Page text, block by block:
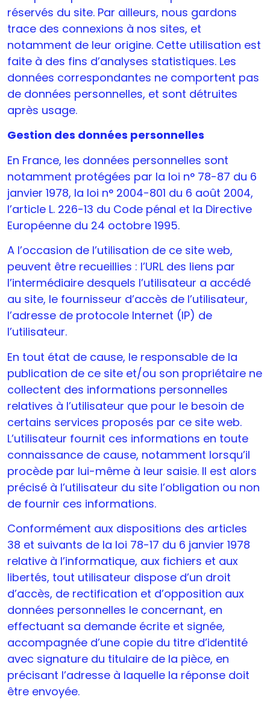
réservés du site. Par ailleurs, nous gardons
trace des connexions à nos sites, et
notamment de leur origine. Cette utilisation est
faite à des fins d’analyses statistiques. Les
données correspondantes ne comportent pas
de données personnelles, et sont détruites
après usage.
Gestion des données personnelles
En France, les données personnelles sont
notamment protégées par la loi n° 78-87 du 6
janvier 1978, la loi n° 2004-801 du 6 août 2004,
l’article L. 226-13 du Code pénal et la Directive
Européenne du 24 octobre 1995.
A l’occasion de l’utilisation de ce site web,
peuvent être recueillies : l’URL des liens par
l’intermédiaire desquels l’utilisateur a accédé
au site, le fournisseur d’accès de l’utilisateur,
l’adresse de protocole Internet (IP) de
l’utilisateur.
En tout état de cause, le responsable de la
publication de ce site et/ou son propriétaire ne
collectent des informations personnelles
relatives à l’utilisateur que pour le besoin de
certains services proposés par ce site web.
L’utilisateur fournit ces informations en toute
connaissance de cause, notamment lorsqu’il
procède par lui-même à leur saisie. Il est alors
précisé à l’utilisateur du site l’obligation ou non
de fournir ces informations.
Conformément aux dispositions des articles
38 et suivants de la loi 78-17 du 6 janvier 1978
relative à l’informatique, aux fichiers et aux
libertés, tout utilisateur dispose d’un droit
d’accès, de rectification et d’opposition aux
données personnelles le concernant, en
effectuant sa demande écrite et signée,
accompagnée d’une copie du titre d’identité
avec signature du titulaire de la pièce, en
précisant l’adresse à laquelle la réponse doit
être envoyée.